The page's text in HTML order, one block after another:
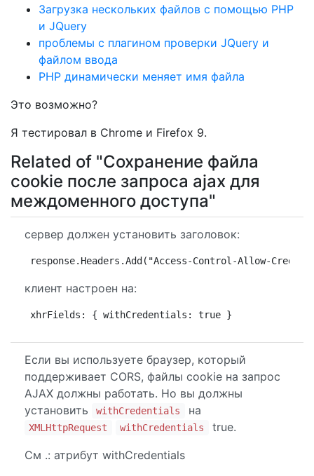
Загрузка нескольких файлов с помощью PHP
и JQuery
проблемы с плагином проверки JQuery и
файлом ввода
PHP динамически меняет имя файла
Это возможно?
Я тестировал в Chrome и Firefox 9.
Related of "Сохранение файла
cookie после запроса ajax для
междоменного доступа"
сервер должен установить заголовок:
response.Headers.Add("Access-Control-Allow-
клиент настроен на:
xhrFields: { withCredentials: true }
Если вы используете браузер, который
поддерживает CORS, файлы cookie на запрос
AJAX должны работать. Но вы должны
установить
withCredentials на
XMLHttpRequest withCredentials
true.
См .: атрибут withCredentials